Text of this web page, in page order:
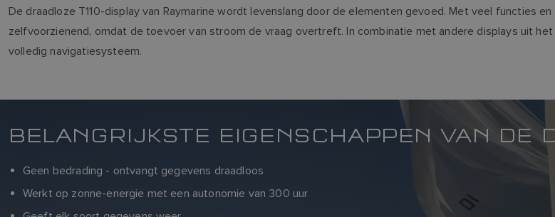
De draadloze T110-display van Raymarine wordt levenslang door de elementen gevoed. Met veel functies
zelfvoorzienend, omdat de toevoer van stroom de vraag overtreft. In combinatie met andere displays uit
volledig navigatiesysteem.
BELANGRIJKSTE EIGENSCHAPPEN VAN DE
Geen bedrading - ontvangt gegevens draadloos
Werkt op zonne-energie met een autonomie van 300 uur